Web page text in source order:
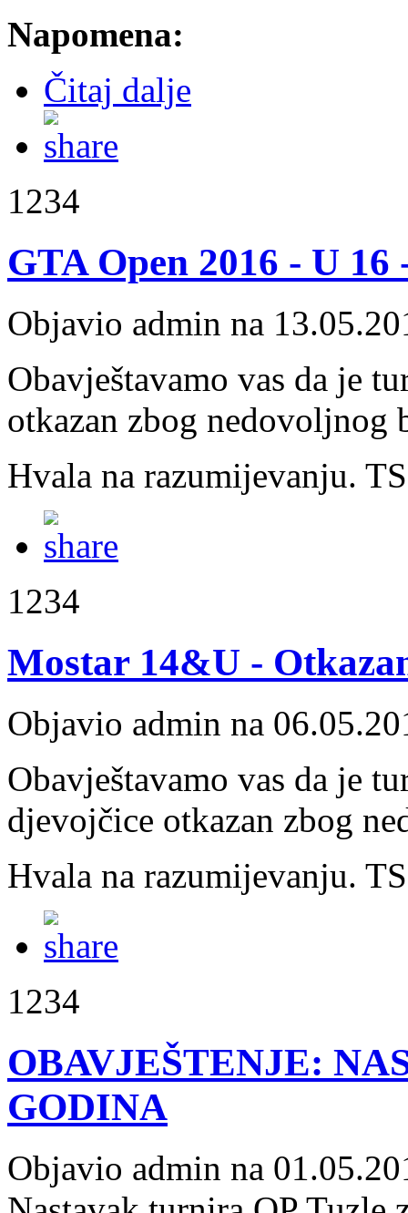
Napomena:
Čitaj dalje
1234
GTA Open 2016 - U
Objavio admin na
Obavještavamo vas da je
otkazan zbog nedovoljnog
Hvala na razumijevanju.
1234
Mostar 14&U -
Objavio admin na
Obavještavamo vas da je
djevojčice otkazan zbog
Hvala na razumijevanju.
1234
OBAVJEŠTENJE:
GODINA
Objavio admin na